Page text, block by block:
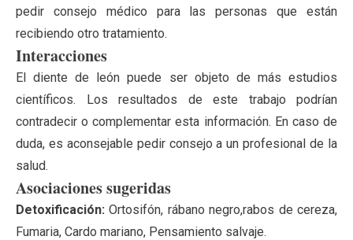
pedir consejo médico para las personas que están
recibiendo otro tratamiento.
Interacciones
El diente de león puede ser objeto de más estudios
científicos. Los resultados de este trabajo podrían
contradecir o complementar esta información. En caso de
duda, es aconsejable pedir consejo a un profesional de la
salud.
Asociaciones sugeridas
Detoxificación: Ortosifón, rábano negro,rabos de cereza,
Fumaria, Cardo mariano, Pensamiento salvaje.